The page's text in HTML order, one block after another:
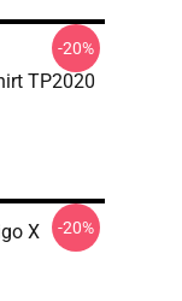
TP2020
-20%
X
-20%